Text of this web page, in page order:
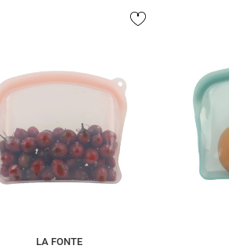
LA FONTE